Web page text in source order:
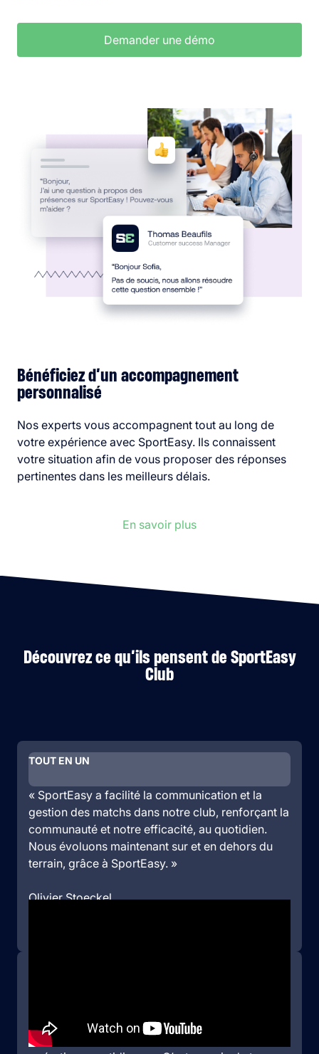
Demander une démo
Bénéficiez d’un accompagnement
personnalisé
Nos experts vous accompagnent tout au long de
votre expérience avec SportEasy. Ils connaissent
votre situation afin de vous proposer des réponses
pertinentes dans les meilleurs délais.
En savoir plus
Découvrez ce qu’ils pensent de SportEasy
Club
TOUT EN UN
« SportEasy a facilité la communication et la
gestion des matchs dans notre club, renforçant la
communauté et notre efficacité, au quotidien.
Nous évoluons maintenant sur et en dehors du
terrain, grâce à SportEasy. »
Olivier Stoeckel
membres s’est transformée, résolvant des
problèmes de communication et améliorant nos